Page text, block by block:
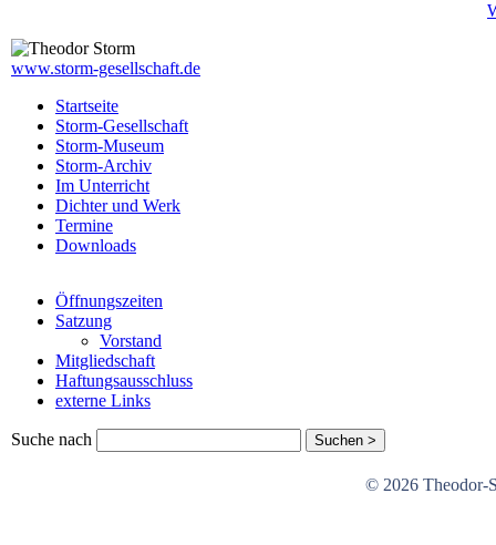
www.storm-gesellschaft.de
Startseite
Storm-Gesellschaft
Storm-Museum
Storm-Archiv
Im Unterricht
Dichter und Werk
Termine
Downloads
Öffnungszeiten
Satzung
Vorstand
Mitgliedschaft
Haftungsausschluss
externe Links
Suche nach
© 2026 Theodor-